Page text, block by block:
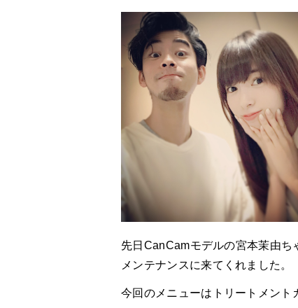
先日CanCamモデルの宮本茉由ち
メンテナンスに来てくれました。
今回のメニューはトリートメント